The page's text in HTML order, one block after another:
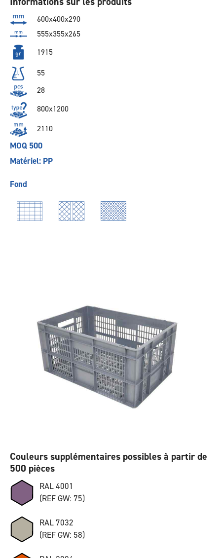
600x400x290
555x355x265
1915
55
28
800x1200
2110
MOQ 500
Matériel: PP
Fond
Couleurs supplémentaires possibles à partir de
500 pièces
RAL 4001
(REF GW: 75)
RAL 7032
(REF GW: 58)